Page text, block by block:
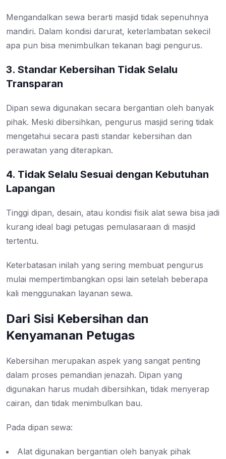
Mengandalkan sewa berarti masjid tidak sepenuhnya
mandiri. Dalam kondisi darurat, keterlambatan sekecil
apa pun bisa menimbulkan tekanan bagi pengurus.
3. Standar Kebersihan Tidak Selalu
Transparan
Dipan sewa digunakan secara bergantian oleh banyak
pihak. Meski dibersihkan, pengurus masjid sering tidak
mengetahui secara pasti standar kebersihan dan
perawatan yang diterapkan.
4. Tidak Selalu Sesuai dengan Kebutuhan
Lapangan
Tinggi dipan, desain, atau kondisi fisik alat sewa bisa jadi
kurang ideal bagi petugas pemulasaraan di masjid
tertentu.
Keterbatasan inilah yang sering membuat pengurus
mulai mempertimbangkan opsi lain setelah beberapa
kali menggunakan layanan sewa.
Dari Sisi Kebersihan dan
Kenyamanan Petugas
Kebersihan merupakan aspek yang sangat penting
dalam proses pemandian jenazah. Dipan yang
digunakan harus mudah dibersihkan, tidak menyerap
cairan, dan tidak menimbulkan bau.
Pada dipan sewa:
Alat digunakan bergantian oleh banyak pihak